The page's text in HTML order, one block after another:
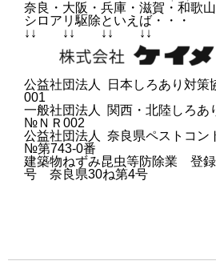
奈良・大阪・兵庫・滋賀・和歌
シロアリ駆除といえば・・・
↓↓ ↓↓ ↓↓ ↓↓
公益社団法人 日本しろあり対
001
一般社団法人 関西・北陸しろ
№ＮＲ002
公益社団法人 奈良県ペストコ
№第743-0番
建築物ねずみ昆虫等防除業 登
号 奈良県30ね第4号